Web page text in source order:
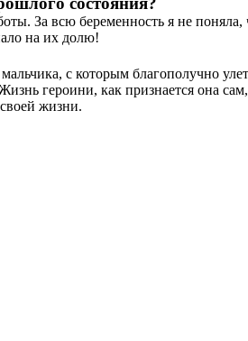
За всю беременность я не
на их долю!
с которым благополучно
героини, как признается она
жизни.